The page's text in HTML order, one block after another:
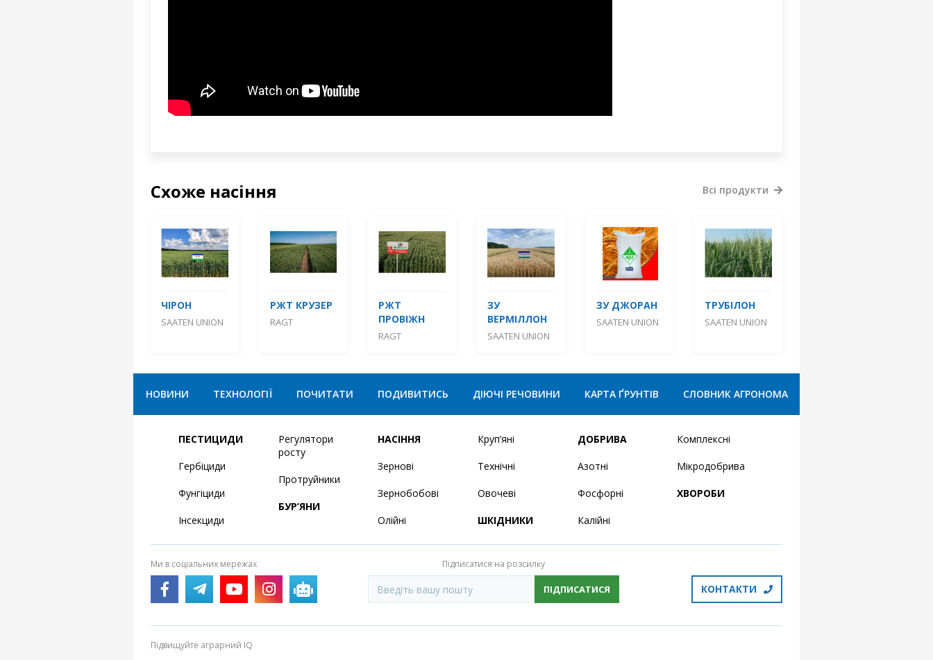
Схоже насіння
ЧІРОН
SAATEN UNION
РЖТ КРУЗЕР
RAGT
РЖТ
ПРОВІЖН
RAGT
ЗУ
ВЕРМІЛЛОН
SAATEN UNION
ЗУ ДЖОРАН
SAATEN UNION
ТРУБІЛОН
SAATEN UNION
Всі продукти
НОВИНИ ТЕХНОЛОГІЇ ПОЧИТАТИ ПОДИВИТИСЬ ДІЮЧІ РЕЧОВИНИ КАРТА ҐРУНТІВ СЛОВНИК АГРОНОМА
ПЕСТИЦИДИ
Гербіциди
Фунгіциди
Інсекциди
Регулятори
росту
Протруйники
БУР’ЯНИ
НАСІННЯ
Зернові
Зернобобові
Олійні
Круп’яні
Технічні
Овочеві
ШКІДНИКИ
ДОБРИВА
Азотні
Фосфорні
Калійні
Комплексні
Мікродобрива
ХВОРОБИ
Ми в соціальних мережах Підписатися на розсилку
ПІДПИСАТИСЯ КОНТАКТИ
Підвищуйте аграрний IQ